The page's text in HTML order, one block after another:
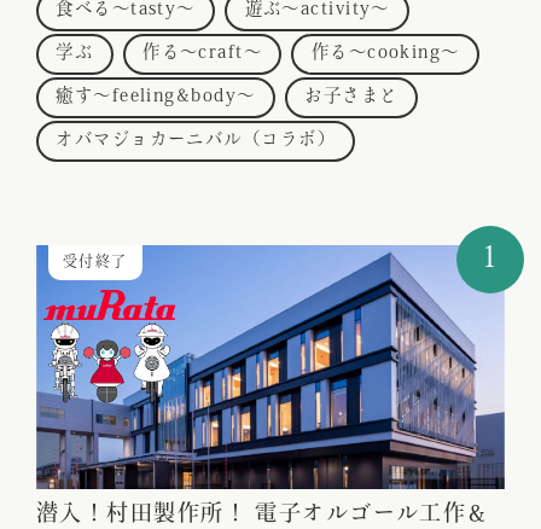
食べる～tasty～ 遊ぶ～activity～
学ぶ 作る～craft～ 作る～cooking～
癒す～feeling&body～ お子さまと
オバマジョカーニバル（コラボ）
受付終了 1
潜入！村田製作所！ 電子オルゴール工作＆